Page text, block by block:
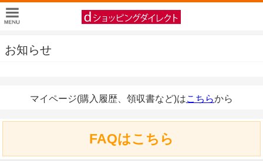
お知らせ
マイページ(購入履歴、領収書など)はこちらから
FAQはこちら